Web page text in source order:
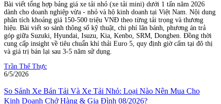
Bài viết tổng hợp bảng giá xe tải nhỏ (xe tải mini) dưới 1 tấn năm 2026
dành cho doanh nghiệp vừa - nhỏ và hộ kinh doanh tại Việt Nam. Nội dung
phân tích khoảng giá 150-500 triệu VNĐ theo từng tải trọng và thương
hiệu. Bài viết so sánh thông số kỹ thuật, chi phí lăn bánh, phương án trả
góp giữa Suzuki, Hyundai, Isuzu, Kia, Kenbo, SRM, Dongben. Đồng thời
cung cấp insight về tiêu chuẩn khí thải Euro 5, quy định giờ cấm tại đô thị
và giá trị bán lại sau 3-5 năm sử dụng.
Trần Thế Thực
6/5/2026
So Sánh Xe Bán Tải Và Xe Tải Nhỏ: Loại Nào Nên Mua Cho
Kinh Doanh Chở Hàng & Gia Đình 08/2026?